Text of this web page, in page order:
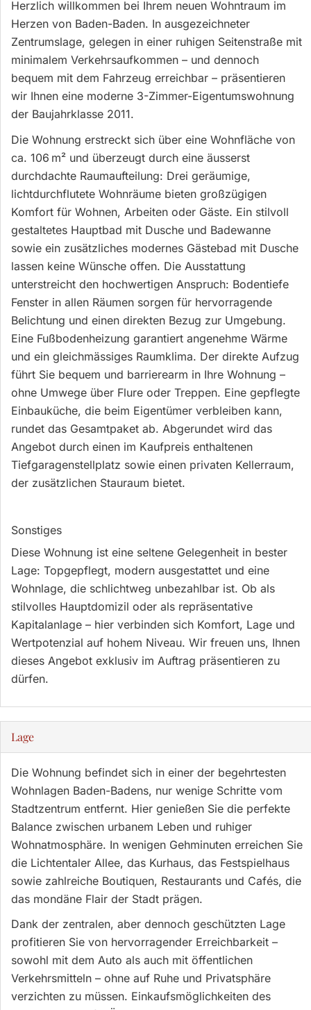
Herzlich willkommen bei Ihrem neuen Wohntraum im
Herzen von Baden-Baden. In ausgezeichneter
Zentrumslage, gelegen in einer ruhigen Seitenstraße mit
minimalem Verkehrsaufkommen – und dennoch
bequem mit dem Fahrzeug erreichbar – präsentieren
wir Ihnen eine moderne 3-Zimmer-Eigentumswohnung
der Baujahr­klasse 2011.
Die Wohnung erstreckt sich über eine Wohnfläche von
ca. 106 m² und überzeugt durch eine äusserst
durchdachte Raumaufteilung: Drei geräumige,
lichtdurchflutete Wohnräume bieten großzügigen
Komfort für Wohnen, Arbeiten oder Gäste. Ein stilvoll
gestaltetes Hauptbad mit Dusche und Badewanne
sowie ein zusätzliches modernes Gästebad mit Dusche
lassen keine Wünsche offen. Die Ausstattung
unterstreicht den hochwertigen Anspruch: Bodentiefe
Fenster in allen Räumen sorgen für hervorragende
Belichtung und einen direkten Bezug zur Umgebung.
Eine Fußbodenheizung garantiert angenehme Wärme
und ein gleichmässiges Raumklima. Der direkte Aufzug
führt Sie bequem und barrierearm in Ihre Wohnung –
ohne Umwege über Flure oder Treppen. Eine gepflegte
Einbauküche, die beim Eigentümer verbleiben kann,
rundet das Gesamtpaket ab. Abgerundet wird das
Angebot durch einen im Kaufpreis enthaltenen
Tiefgaragen­stellplatz sowie einen privaten Kellerraum,
der zusätzlichen Stauraum bietet.
Sonstiges
Diese Wohnung ist eine seltene Gelegenheit in bester
Lage: Top­gepflegt, modern ausgestattet und eine
Wohnlage, die schlichtweg unbezahlbar ist. Ob als
stilvolles Hauptdomizil oder als repräsentative
Kapitalanlage – hier verbinden sich Komfort, Lage und
Wert­potenzial auf hohem Niveau. Wir freuen uns, Ihnen
dieses Angebot exklusiv im Auftrag präsentieren zu
dürfen.
Lage
Die Wohnung befindet sich in einer der begehrtesten
Wohnlagen Baden-Badens, nur wenige Schritte vom
Stadtzentrum entfernt. Hier genießen Sie die perfekte
Balance zwischen urbanem Leben und ruhiger
Wohnatmosphäre. In wenigen Gehminuten erreichen Sie
die Lichtentaler Allee, das Kurhaus, das Festspielhaus
sowie zahlreiche Boutiquen, Restaurants und Cafés, die
das mondäne Flair der Stadt prägen.
Dank der zentralen, aber dennoch geschützten Lage
profitieren Sie von hervorragender Erreichbarkeit –
sowohl mit dem Auto als auch mit öffentlichen
Verkehrsmitteln – ohne auf Ruhe und Privatsphäre
verzichten zu müssen. Einkaufsmöglichkeiten des